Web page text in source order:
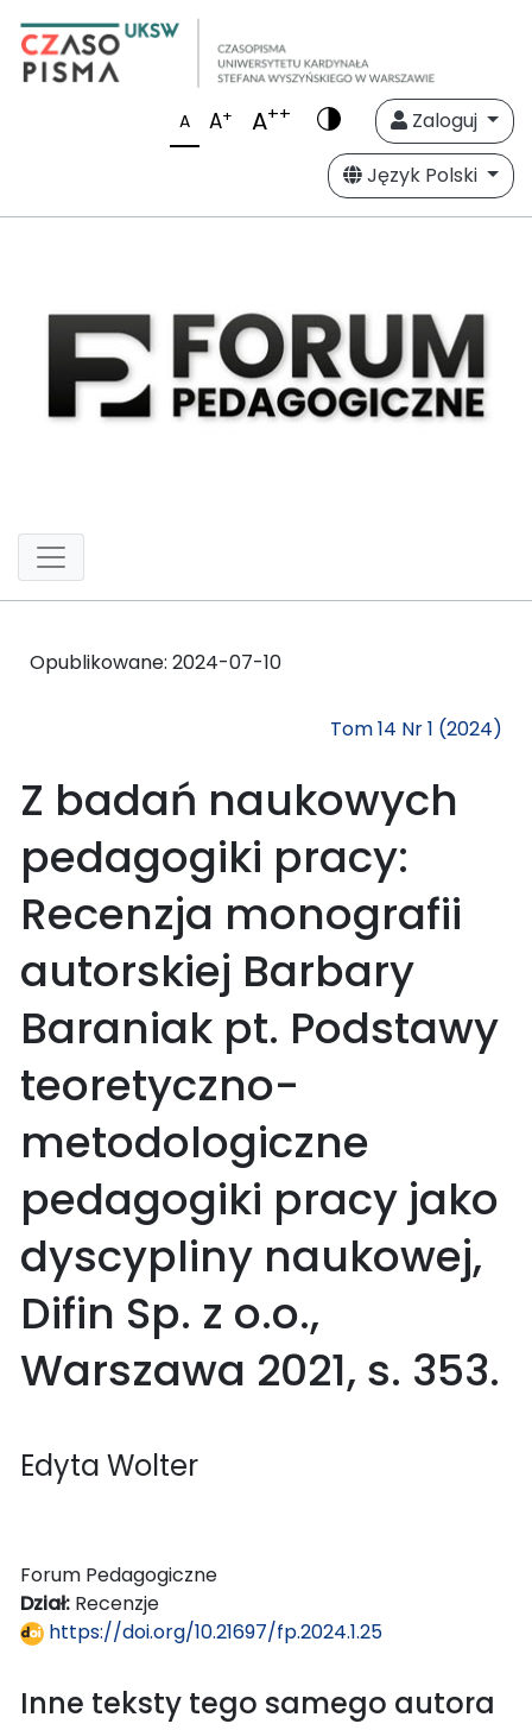
A A+ A++
Zaloguj
Język Polski
Opublikowane: 2024-07-10
Tom 14 Nr 1 (2024)
Z badań naukowych
pedagogiki pracy:
Recenzja monografii
autorskiej Barbary
Baraniak pt. Podstawy
teoretyczno-
metodologiczne
pedagogiki pracy jako
dyscypliny naukowej,
Difin Sp. z o.o.,
Warszawa 2021, s. 353.
Edyta Wolter
Forum Pedagogiczne
Dział: Recenzje
https://doi.org/10.21697/fp.2024.1.25
Inne teksty tego samego autora